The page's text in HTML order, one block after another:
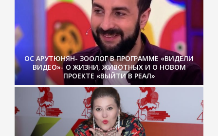
ОС АРУТЮНЯН- ЗООЛОГ В ПРОГРАММЕ «ВИДЕЛИ
ВИДЕО»- О ЖИЗНИ, ЖИВОТНЫХ И О НОВОМ
ПРОЕКТЕ «ВЫЙТИ В РЕАЛ»